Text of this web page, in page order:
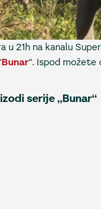
u 21h na kanalu
Bunar“. Ispod
serije „Bunar“